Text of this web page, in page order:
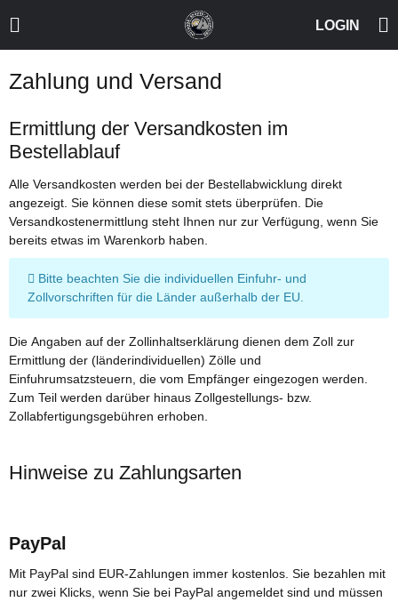
Zahlung und Versand
Ermittlung der Versandkosten im
Bestellablauf
Alle Versandkosten werden bei der Bestellabwicklung direkt
angezeigt. Sie können diese somit stets überprüfen. Die
Versandkostenermittlung steht Ihnen nur zur Verfügung, wenn Sie
bereits etwas im Warenkorb haben.
Bitte beachten Sie die individuellen Einfuhr- und
Zollvorschriften für die Länder außerhalb der EU.
Die Angaben auf der Zollinhaltserklärung dienen dem Zoll zur
Ermittlung der (länderindividuellen) Zölle und
Einfuhrumsatzsteuern, die vom Empfänger eingezogen werden.
Zum Teil werden darüber hinaus Zollgestellungs- bzw.
Zollabfertigungsgebühren erhoben.
Hinweise zu Zahlungsarten
PayPal
Mit PayPal sind EUR-Zahlungen immer kostenlos. Sie bezahlen mit
nur zwei Klicks, wenn Sie bei PayPal angemeldet sind und müssen